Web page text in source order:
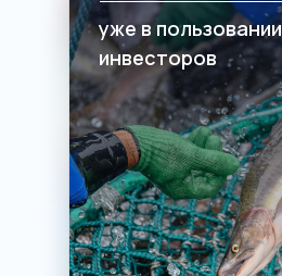
уже в пользовании
инвесторов